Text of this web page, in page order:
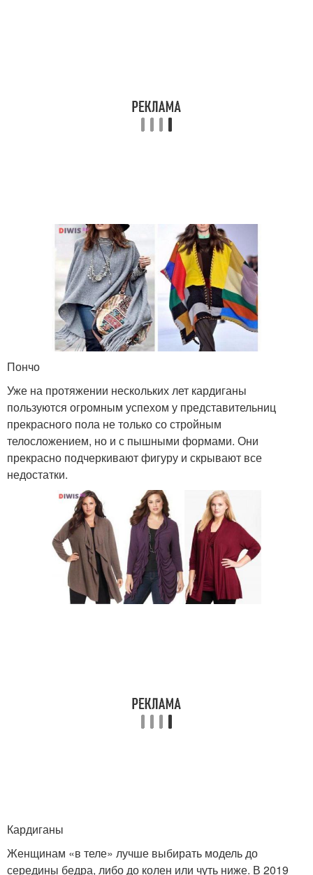
Пончо
Уже на протяжении нескольких лет кардиганы
пользуются огромным успехом у представительниц
прекрасного пола не только со стройным
телосложением, но и с пышными формами. Они
прекрасно подчеркивают фигуру и скрывают все
недостатки.
Кардиганы
Женщинам «в теле» лучше выбирать модель до
середины бедра, либо до колен или чуть ниже. В 2019